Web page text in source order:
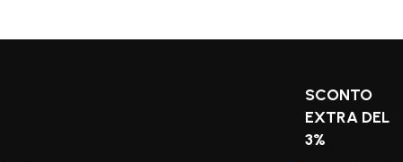
SCONTO
EXTRA DEL
3%